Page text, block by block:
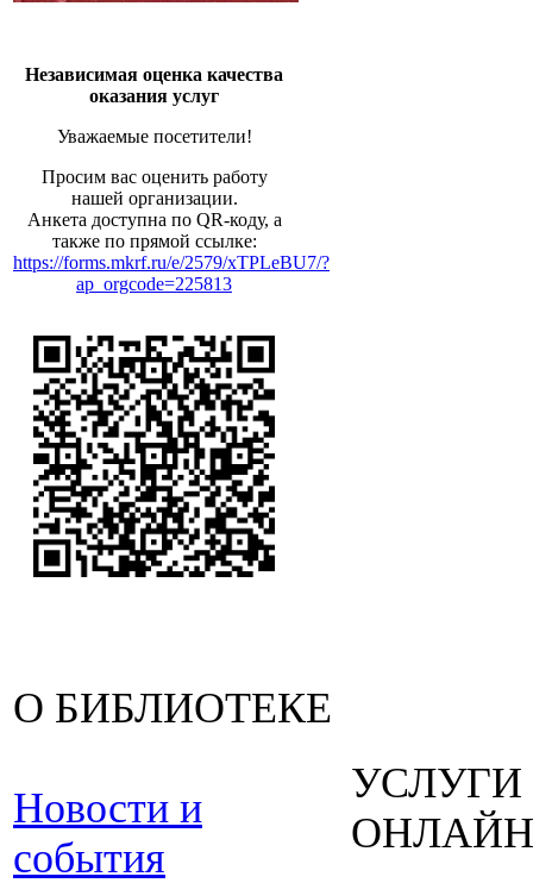
Независимая оценка качества
оказания услуг
Уважаемые посетители!
Просим вас оценить работу
нашей организации.
Анкета доступна по QR-коду, а
также по прямой ссылке:
https://forms.mkrf.ru/e/2579/xTPLeBU7/?
ap_orgcode=225813
О БИБЛИОТЕКЕ
Новости и
события
УСЛУГИ
ОНЛАЙН